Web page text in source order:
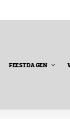
FEESTDAGEN